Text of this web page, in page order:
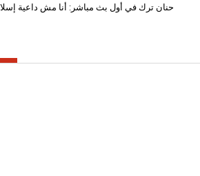
حنان ترك في أول بث مباشر: أنا مش داعية